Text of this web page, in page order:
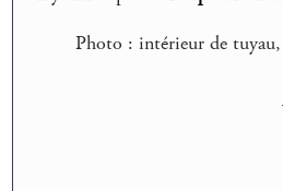
Photo : intérieur de